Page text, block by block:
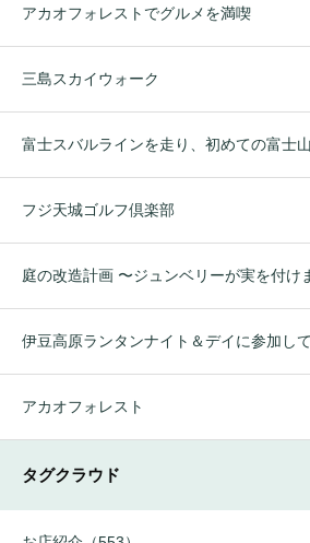
アカオフォレストでグルメを満喫
三島スカイウォーク
富士スバルラインを走り、初めての富士
フジ天城ゴルフ倶楽部
庭の改造計画 〜ジュンベリーが実を付け
伊豆高原ランタンナイト＆デイに参加し
アカオフォレスト
タグクラウド